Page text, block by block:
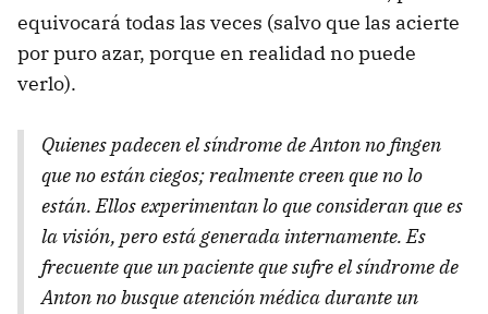
equivocará todas las veces (salvo que las acierte
por puro azar, porque en realidad no puede
verlo).
Quienes padecen el síndrome de Anton no fingen
que no están ciegos; realmente creen que no lo
están. Ellos experimentan lo que consideran que es
la visión, pero está generada internamente. Es
frecuente que un paciente que sufre el síndrome de
Anton no busque atención médica durante un